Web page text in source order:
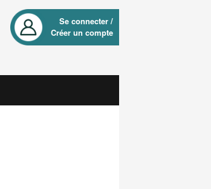
Se connecter /
Créer un compte